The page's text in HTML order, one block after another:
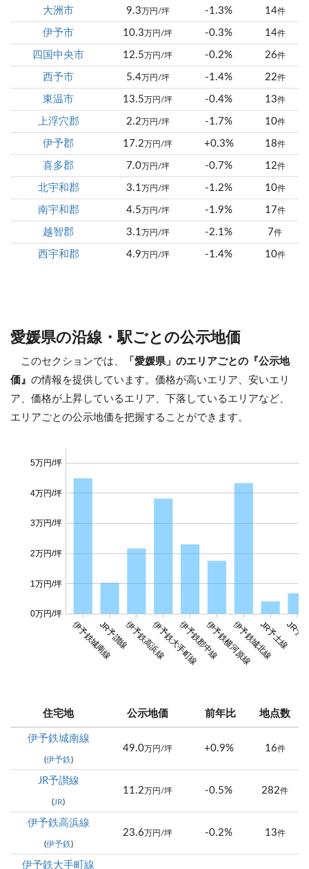
大洲市 9.3万円/坪 -1.3% 14件
伊予市 10.3万円/坪 -0.3% 14件
四国中央市 12.5万円/坪 -0.2% 26件
西予市 5.4万円/坪 -1.4% 22件
東温市 13.5万円/坪 -0.4% 13件
上浮穴郡 2.2万円/坪 -1.7% 10件
伊予郡 17.2万円/坪 +0.3% 18件
喜多郡 7.0万円/坪 -0.7% 12件
北宇和郡 3.1万円/坪 -1.2% 10件
南宇和郡 4.5万円/坪 -1.9% 17件
越智郡 3.1万円/坪 -2.1% 7件
西宇和郡 4.9万円/坪 -1.4% 10件
愛媛県の沿線・駅ごとの公示地価
このセクションでは、
「愛媛県」のエリアごとの『公示地
価』 の情報を提供しています。価格が高いエリア、安いエリ
ア、価格が上昇しているエリア、下落しているエリアなど、
エリアごとの公示地価を把握することができます。
伊予鉄城南線JR予讃線伊予鉄高浜線伊予鉄大手町線伊予鉄郡中線伊予鉄横河原線伊予鉄城北線JR予土線JR予
0万円/坪
1万円/坪
2万円/坪
3万円/坪
4万円/坪
5万円/坪
住宅地 公示地価 前年比 地点数
伊予鉄城南線
(伊予鉄)
49.0万円/坪 +0.9% 16件
JR予讃線
(JR)
11.2万円/坪 -0.5% 282件
伊予鉄高浜線
(伊予鉄)
23.6万円/坪 -0.2% 13件
伊予鉄大手町線